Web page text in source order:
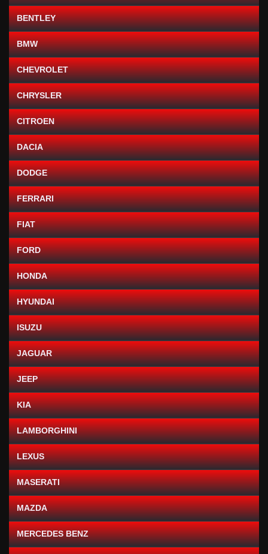
BENTLEY
BMW
CHEVROLET
CHRYSLER
CITROEN
DACIA
DODGE
FERRARI
FIAT
FORD
HONDA
HYUNDAI
ISUZU
JAGUAR
JEEP
KIA
LAMBORGHINI
LEXUS
MASERATI
MAZDA
MERCEDES BENZ